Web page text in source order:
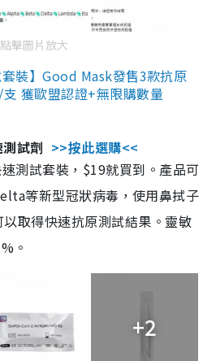
點擊圖片放大
裝】Good Mask發售3款抗原
獲歐盟認證+無限購數量
試劑 >>按此選購<<
測試套裝，$19就買到。產品可
等新型冠狀病毒，使用鼻拭子
取得快速抗原測試結果。靈敏
。
+2